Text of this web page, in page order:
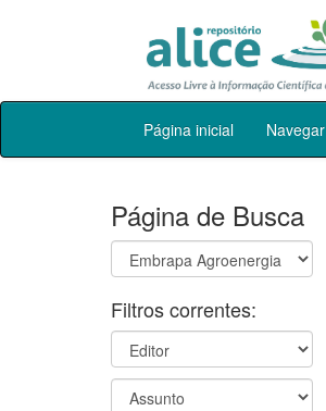
Skip
Página inicial Navegar
Página de Busca
Filtros correntes: